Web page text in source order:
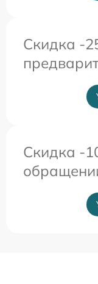
Скидка -
Скидка -